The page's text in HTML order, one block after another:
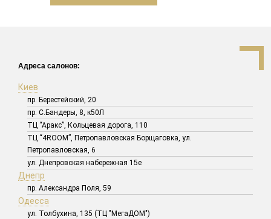
Адреса салонов:
Киев
пр. Берестейский, 20
пр. С.Бандеры, 8, к50Л
ТЦ “Аракс”, Кольцевая дорога, 110
ТЦ “4ROOM”, Петропавловская Борщаговка, ул.
Петропавловская, 6
ул. Днепровская набережная 15е
Днепр
пр. Александра Поля, 59
Одесса
ул. Толбухина, 135 (ТЦ "МегаДОМ")